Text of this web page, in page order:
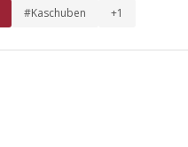
#Kaschuben +1